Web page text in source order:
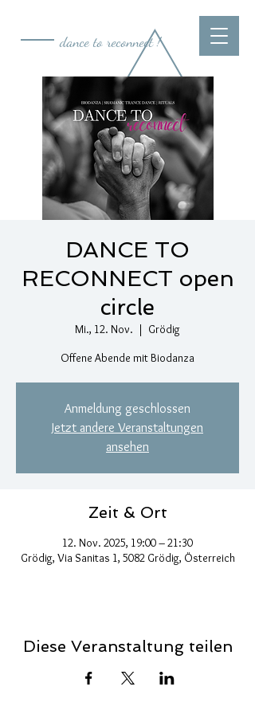
dance to reconnect !
DANCE TO
RECONNECT open
circle
Mi., 12. Nov.
  |
Grödig
Offene Abende mit Biodanza
Anmeldung geschlossen
Jetzt andere Veranstaltungen
ansehen
Zeit & Ort
12. Nov. 2025, 19:00 – 21:30
Grödig, Via Sanitas 1, 5082 Grödig, Österreich
Diese Veranstaltung teilen